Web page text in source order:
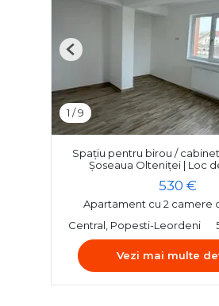
1 /9
Previous
Spațiu pentru birou /
Șoseaua Olteniței | Loc
530 €
Apartament cu 2 camere
Central, Popesti-Leordeni
Vezi mai multe